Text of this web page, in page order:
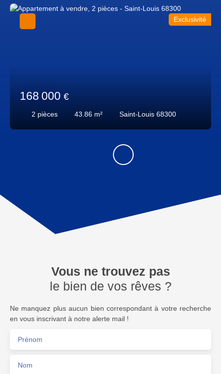
168 000 €
2 pièces 43.86 m² Saint-Louis 68300
Exclusivité
Vous ne trouvez pas
le bien de vos rêves ?
Ne manquez plus aucun bien correspondant à votre recherche
en vous inscrivant à notre alerte mail !
Prénom
Nom